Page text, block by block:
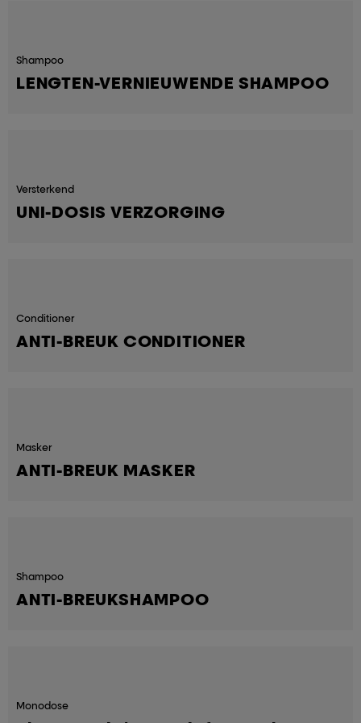
Shampoo
LENGTEN-VERNIEUWENDE SHAMPOO
Versterkend
UNI-DOSIS VERZORGING
Conditioner
ANTI-BREUK CONDITIONER
Masker
ANTI-BREUK MASKER
Shampoo
ANTI-BREUKSHAMPOO
Monodose